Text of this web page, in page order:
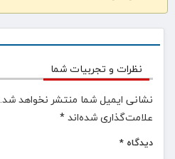
نظرات و تجربیات شما
نشانی ایمیل شما منتشر نخواهد شد.
علامت‌گذاری شده‌اند*
دیدگاه *